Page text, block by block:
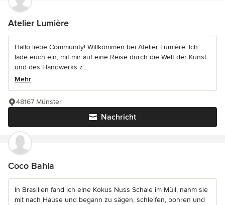
Atelier Lumière
Hallo liebe Community! Willkommen bei Atelier Lumière. Ich
lade euch ein, mit mir auf eine Reise durch die Welt der Kunst
und des Handwerks z...
Mehr
Nachricht
48167 Münster
Coco Bahia
In Brasilien fand ich eine Kokus Nuss Schale im Müll, nahm sie
mit nach Hause und begann zu sägen, schleifen, bohren und